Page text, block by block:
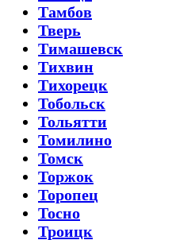
Тамбов
Тверь
Тимашевск
Тихвин
Тихорецк
Тобольск
Тольятти
Томилино
Томск
Торжок
Торопец
Тосно
Троицк